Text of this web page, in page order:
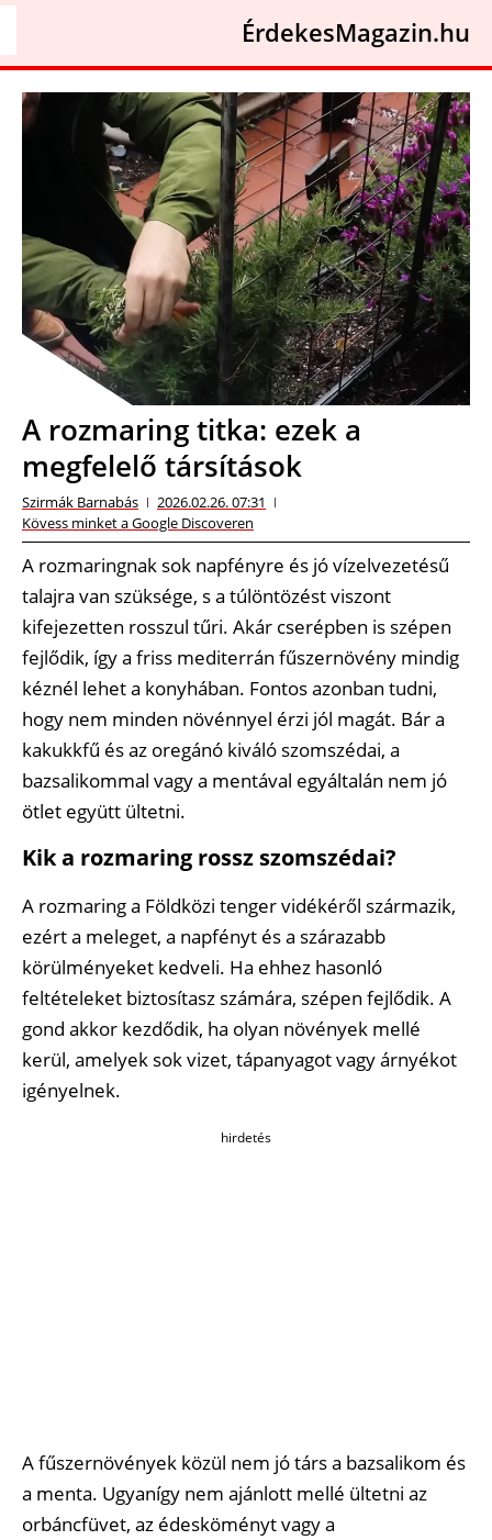
ÉrdekesMagazin.hu
A rozmaring titka: ezek a
megfelelő társítások
Szirmák Barnabás
2026.02.26. 07:31
Kövess minket a Google Discoveren
A rozmaringnak sok napfényre és jó vízelvezetésű
talajra van szüksége, s a túlöntözést viszont
kifejezetten rosszul tűri. Akár cserépben is szépen
fejlődik, így a friss mediterrán fűszernövény mindig
kéznél lehet a konyhában. Fontos azonban tudni,
hogy nem minden növénnyel érzi jól magát. Bár a
kakukkfű és az oregánó kiváló szomszédai, a
bazsalikommal vagy a mentával egyáltalán nem jó
ötlet együtt ültetni.
Kik a rozmaring rossz szomszédai?
A rozmaring a Földközi tenger vidékéről származik,
ezért a meleget, a napfényt és a szárazabb
körülményeket kedveli. Ha ehhez hasonló
feltételeket biztosítasz számára, szépen fejlődik. A
gond akkor kezdődik, ha olyan növények mellé
kerül, amelyek sok vizet, tápanyagot vagy árnyékot
igényelnek.
hirdetés
A fűszernövények közül nem jó társ a bazsalikom és
a menta. Ugyanígy nem ajánlott mellé ültetni az
orbáncfüvet, az édesköményt vagy a